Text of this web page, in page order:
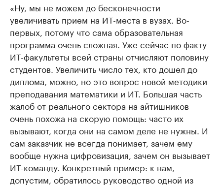
«Ну, мы не можем до бесконечности
увеличивать прием на ИT-места в вузах. Во-
первых, потому что сама образовательная
программа очень сложная. Уже сейчас по факту
ИТ-факультеты всей страны отчисляют половину
студентов. Увеличить число тех, кто дошел до
диплома, можно, но это вопрос новой методики
преподавания математики и ИТ. Большая часть
жалоб от реального сектора на айтишников
очень похожа на скорую помощь: часто их
вызывают, когда они на самом деле не нужны. И
сам заказчик не всегда понимает, зачем ему
вообще нужна цифровизация, зачем он вызывает
ИТ-команду. Конкретный пример: к нам,
допустим, обратилось руководство одной из